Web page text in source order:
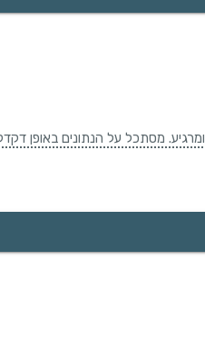
מסתכל על הנתונים באופן